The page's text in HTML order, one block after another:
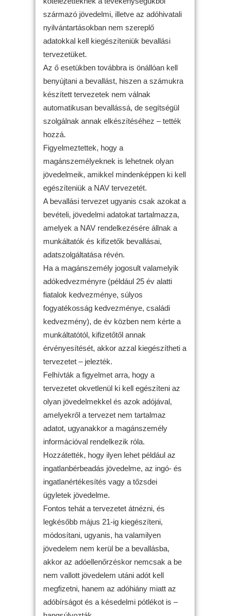
származó jövedelmi, illetve az adóhivatali
nyilvántartásokban nem szereplő
adatokkal kell kiegészíteniük bevallási
tervezetüket.
Az ő esetükben továbbra is önállóan kell
benyújtani a bevallást, hiszen a számukra
készített tervezetek nem válnak
automatikusan bevallássá, de segítségül
szolgálnak annak elkészítéséhez – tették
hozzá.
Figyelmeztettek, hogy a
magánszemélyeknek is lehetnek olyan
jövedelmeik, amikkel mindenképpen ki kell
egészíteniük a NAV tervezetét.
A bevallási tervezet ugyanis csak azokat a
bevételi, jövedelmi adatokat tartalmazza,
amelyek a NAV rendelkezésére állnak a
munkáltatók és kifizetők bevallásai,
adatszolgáltatása révén.
Ha a magánszemély jogosult valamelyik
adókedvezményre (például 25 év alatti
fiatalok kedvezménye, súlyos
fogyatékosság kedvezménye, családi
kedvezmény), de év közben nem kérte a
munkáltatótól, kifizetőtől annak
érvényesítését, akkor azzal kiegészítheti a
tervezetet – jelezték.
Felhívták a figyelmet arra, hogy a
tervezetet okvetlenül ki kell egészíteni az
olyan jövedelmekkel és azok adójával,
amelyekről a tervezet nem tartalmaz
adatot, ugyanakkor a magánszemély
információval rendelkezik róla.
Hozzátették, hogy ilyen lehet például az
ingatlanbérbeadás jövedelme, az ingó- és
ingatlanértékesítés vagy a tőzsdei
ügyletek jövedelme.
Fontos tehát a tervezetet átnézni, és
legkésőbb május 21-ig kiegészíteni,
módosítani, ugyanis, ha valamilyen
jövedelem nem kerül be a bevallásba,
akkor az adóellenőrzéskor nemcsak a be
nem vallott jövedelem utáni adót kell
megfizetni, hanem az adóhiány miatt az
adóbírságot és a késedelmi pótlékot is –